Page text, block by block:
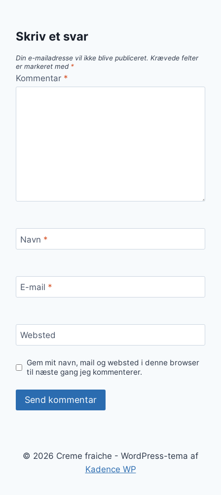
Skriv et svar
Din e-mailadresse vil ikke blive publiceret. Krævede felter
er markeret med *
Kommentar *
Navn *
E-mail *
Websted
Gem mit navn, mail og websted i denne browser
til næste gang jeg kommenterer.
© 2026 Creme fraiche - WordPress-tema af
Kadence WP